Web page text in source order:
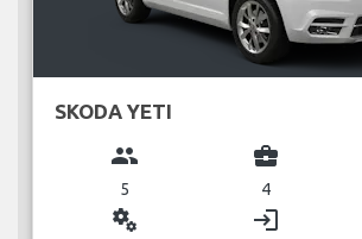
SKODA YETI
group
5
business_center
4
miscellaneous_services login